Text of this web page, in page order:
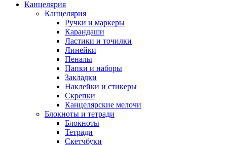
Канцелярия
Канцелярия
Ручки и маркеры
Карандаши
Ластики и точилки
Линейки
Пеналы
Папки и наборы
Закладки
Наклейки и стикеры
Скрепки
Канцелярские мелочи
Блокноты и тетради
Блокноты
Тетради
Скетчбуки